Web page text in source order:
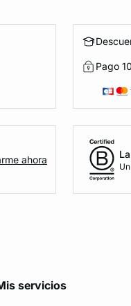
Pago
ahora
servicios